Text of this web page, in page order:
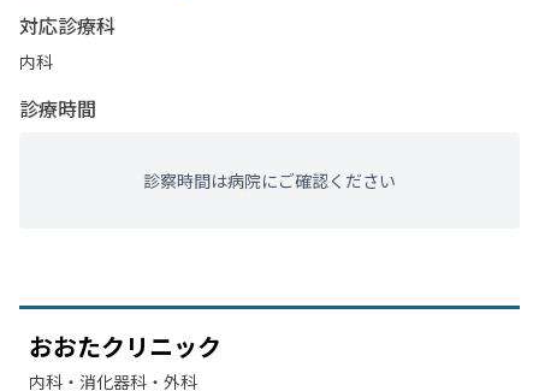
対応診療科
内科
診療時間
診察時間は病院にご確認ください
おおたクリニック
内科・​消化器科・​外科